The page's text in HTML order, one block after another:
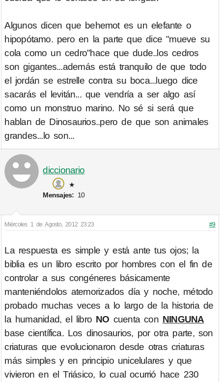
Algunos dicen que behemot es un elefante o
hipopótamo. pero en la parte que dice "mueve su
cola como un cedro"hace que dude..los cedros
son gigantes...además está tranquilo de que todo
el jordán se estrelle contra su boca...luego dice
sacarás el levitán... que vendría a ser algo así
como un monstruo marino. No sé si será que
hablan de Dinosaurios..pero de que son animales
grandes...lo son...
diccionario
★
Mensajes: 10
Miércoles 1 de Agosto, 2012 23:23 #9
La respuesta es simple y está ante tus ojos; la
biblia es un libro escrito por hombres con el fin de
controlar a sus congéneres básicamente
manteniéndolos atemorizados día y noche, método
probado muchas veces a lo largo de la historia de
la humanidad, el libro NO cuenta con NINGUNA
base científica. Los dinosaurios, por otra parte, son
criaturas que evolucionaron desde otras criaturas
más simples y en principio unicelulares y que
vivieron en el Triásico, lo cual ocurrió hace 230